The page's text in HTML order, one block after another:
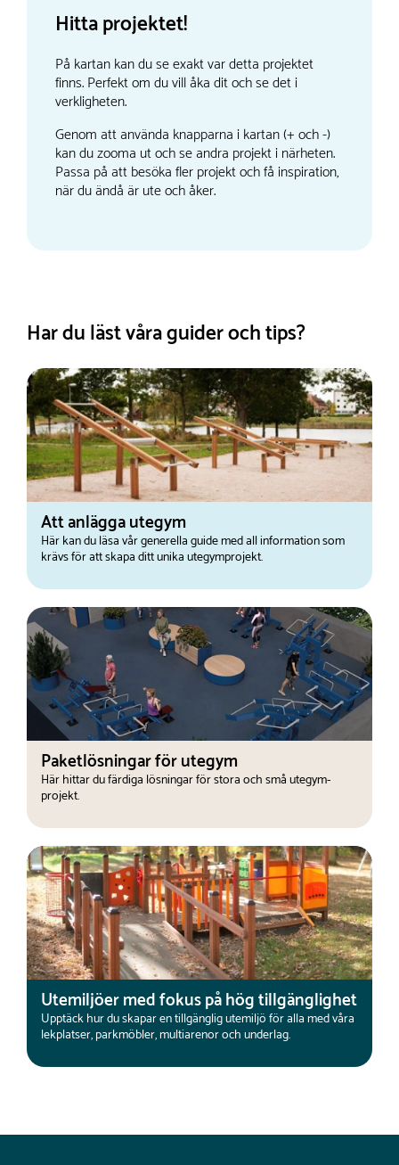
Hitta projektet!
På kartan kan du se exakt var detta projektet
finns. Perfekt om du vill åka dit och se det i
verkligheten.
Genom att använda knapparna i kartan (+ och -)
kan du zooma ut och se andra projekt i närheten.
Passa på att besöka fler projekt och få inspiration,
när du ändå är ute och åker.
Har du läst våra guider och tips?
Att anlägga utegym
Här kan du läsa vår generella guide med all information som
krävs för att skapa ditt unika utegymprojekt.
Paketlösningar för utegym
Här hittar du färdiga lösningar för stora och små utegym-
projekt.
Utemiljöer med fokus på hög tillgänglighet
Upptäck hur du skapar en tillgänglig utemiljö för alla med våra
lekplatser, parkmöbler, multiarenor och underlag.